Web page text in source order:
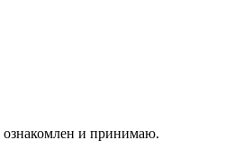
ознакомлен и принимаю.